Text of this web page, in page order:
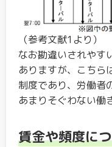
（参考文献1より）
なお勘違いされやす
ありますが、こちら
制度であり、労働者
あまりそぐわない働
賃金や頻度に